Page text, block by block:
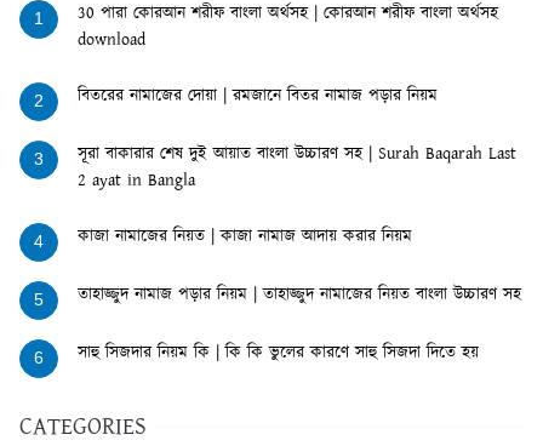
1
30 পারা কোরআন শরীফ বাংলা অর্থসহ | কোরআন শরীফ বাংলা অর্থসহ
download
2 বিতরের নামাজের দোয়া | রমজানে বিতর নামাজ পড়ার নিয়ম
3
সূরা বাকারার শেষ দুই আয়াত বাংলা উচ্চারণ সহ | Surah Baqarah Last
2 ayat in Bangla
4 কাজা নামাজের নিয়ত | কাজা নামাজ আদায় করার নিয়ম
5 তাহাজ্জুদ নামাজ পড়ার নিয়ম | তাহাজ্জুদ নামাজের নিয়ত বাংলা উচ্চারণ সহ
6 সাহু সিজদার নিয়ম কি | কি কি ভুলের কারণে সাহু সিজদা দিতে হয়
CATEGORIES